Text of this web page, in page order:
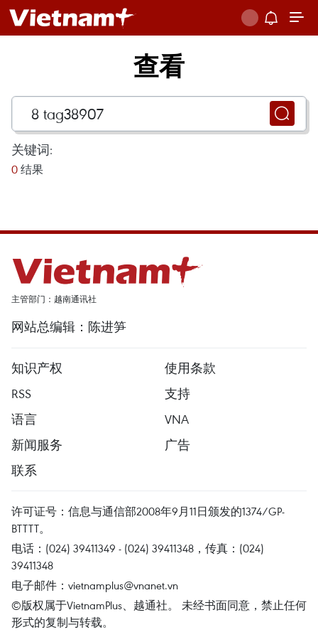
查看
关键词:
0 结果
主管部门：越南通讯社
网站总编辑：陈进笋
知识产权
使用条款
RSS
支持
语言
VNA
新闻服务
广告
联系
许可证号：信息与通信部2008年9月11日颁发的1374/GP-
BTTTT。
电话：(024) 39411349 - (024) 39411348，传真：(024)
39411348
电子邮件： vietnamplus@vnanet.vn
©版权属于VietnamPlus、越通社。 未经书面同意，禁止任何
形式的复制与转载。